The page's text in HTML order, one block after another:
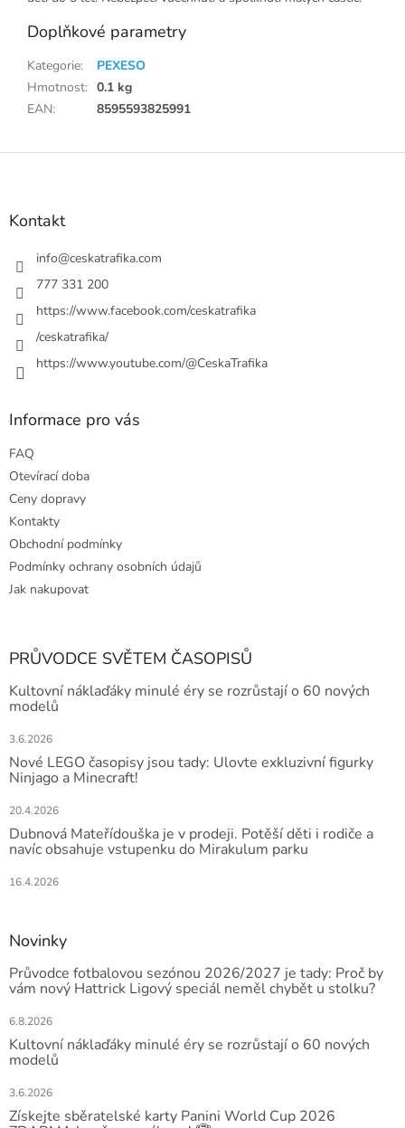
Doplňkové parametry
Kategorie:
PEXESO
Hmotnost: 0.1 kg
EAN: 8595593825991
Z
Kontakt
info@ceskatrafika.com
777 331 200
https://www.facebook.com/ceskatrafika
/ceskatrafika/
https://www.youtube.com/@CeskaTrafika
Informace pro vás
FAQ
Otevírací doba
Ceny dopravy
Kontakty
Obchodní podmínky
Podmínky ochrany osobních údajů
Jak nakupovat
PRŮVODCE SVĚTEM ČASOPISŮ
Kultovní náklaďáky minulé éry se rozrůstají o 60 nových
modelů
3.6.2026
Nové LEGO časopisy jsou tady: Ulovte exkluzivní figurky
Ninjago a Minecraft!
20.4.2026
Dubnová Mateřídouška je v prodeji. Potěší děti i rodiče a
navíc obsahuje vstupenku do Mirakulum parku
16.4.2026
Novinky
Průvodce fotbalovou sezónou 2026/2027 je tady: Proč by
vám nový Hattrick Ligový speciál neměl chybět u stolku?
6.8.2026
Kultovní náklaďáky minulé éry se rozrůstají o 60 nových
modelů
3.6.2026
Získejte sběratelské karty Panini World Cup 2026